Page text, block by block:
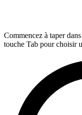
Commencez à taper
touche Tab pour choisir